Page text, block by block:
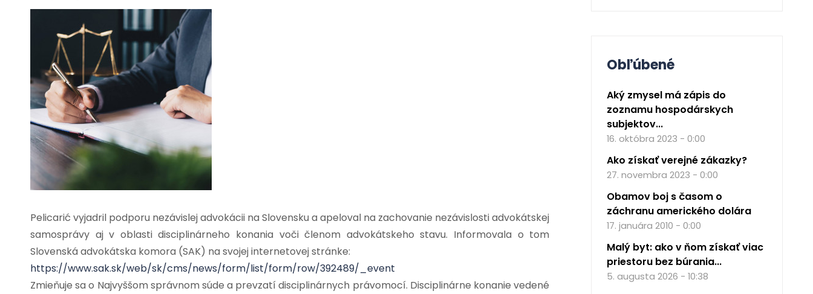
Pelicarić vyjadril podporu nezávislej advokácii na Slovensku a apeloval na zachovanie nezávislosti advokátskej
samosprávy aj v oblasti disciplinárneho konania voči členom advokátskeho stavu. Informovala o tom
Slovenská advokátska komora (SAK) na svojej internetovej stránke:
https://www.sak.sk/web/sk/cms/news/form/list/form/row/392489/_event
Zmieňuje sa o Najvyššom správnom súde a prevzatí disciplinárnych právomocí. Disciplinárne konanie vedené
Obľúbené
Aký zmysel má zápis do
zoznamu hospodárskych
subjektov...
16. októbra 2023 - 0:00
Ako získať verejné zákazky?
27. novembra 2023 - 0:00
Obamov boj s časom o
záchranu amerického dolára
17. januára 2010 - 0:00
Malý byt: ako v ňom získať viac
priestoru bez búrania...
5. augusta 2026 - 10:38